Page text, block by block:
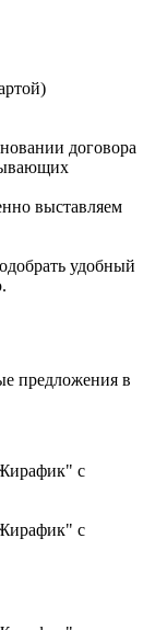
договора
выставляем
удобный
предложения в